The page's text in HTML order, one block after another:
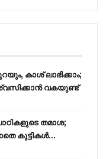
കാശ് ലാഭിക്കാം;
വകയുണ്ട്
തമാശ;
കുട്ടികൾ...